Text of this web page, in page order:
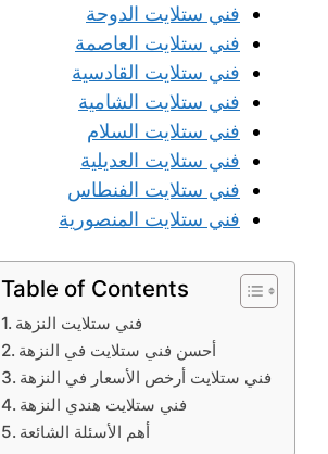
فني ستلايت الدوحة
فني ستلايت العاصمة
فني ستلايت القادسية
فني ستلايت الشامية
فني ستلايت السلام
فني ستلايت العديلية
فني ستلايت الفنطاس
فني ستلايت المنصورية
Table of Contents
فني ستلايت النزهة
أحسن فني ستلايت في النزهة
فني ستلايت أرخص الأسعار في النزهة
فني ستلايت هندي النزهة
أهم الأسئلة الشائعة